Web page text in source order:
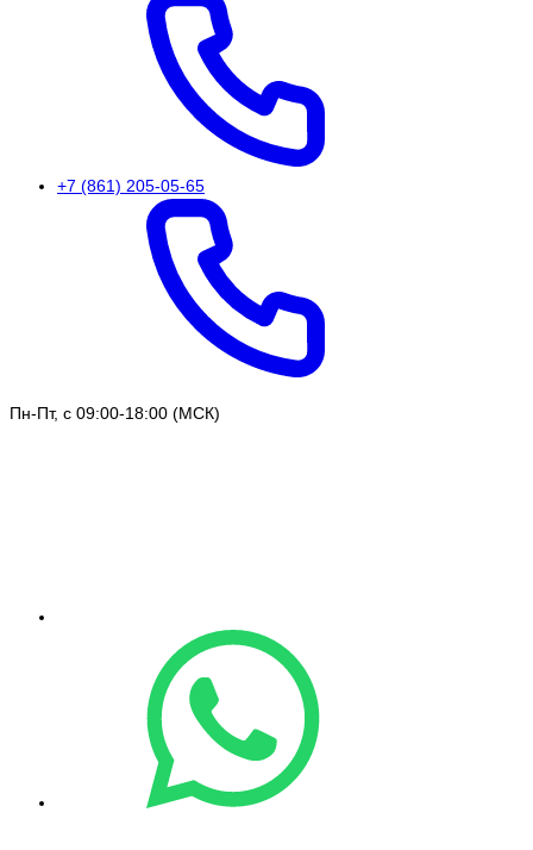
+7 (861) 205-05-65
Пн-Пт, с 09:00-18:00 (МСК)